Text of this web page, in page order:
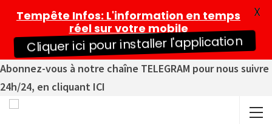
Abonnez-vous à notre chaîne TELEGRAM pour nous suivre
24h/24, en cliquant ICI
Tempête Infos: L'information en temps
réel sur votre mobile
Cliquer ici pour installer l'application
X